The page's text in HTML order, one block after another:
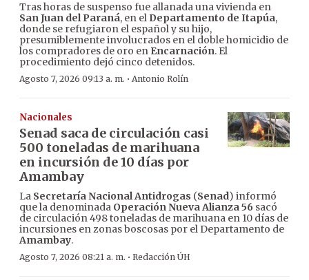
Tras horas de suspenso fue allanada una vivienda en
San Juan del Paraná, en el Departamento de Itapúa,
donde se refugiaron el español y su hijo,
presumiblemente involucrados en el doble homicidio de
los compradores de oro en Encarnación. El
procedimiento dejó cinco detenidos.
Agosto 7, 2026 09:13 a. m. · Antonio Rolín
Nacionales
Senad saca de circulación casi
500 toneladas de marihuana
en incursión de 10 días por
Amambay
La Secretaría Nacional Antidrogas (Senad) informó
que la denominada Operación Nueva Alianza 56 sacó
de circulación 498 toneladas de marihuana en 10 días de
incursiones en zonas boscosas por el Departamento de
Amambay.
Agosto 7, 2026 08:21 a. m. · Redacción ÚH